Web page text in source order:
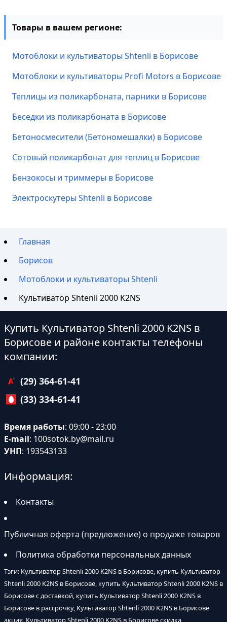
Товары в вашем регионе:
Мотоблоки и культиваторы Shtenli в Борисове
Мотоблоки и культиваторы Profi Motors в Борисове
Теплицы из поликарбоната, парники в Борисове
Беседки из поликарбоната в Борисове
Бетоносмесители (Бетономешалки) в Борисове
Сотовый поликарбонат для теплиц в Борисове
Бензокосы и триммеры в Борисове
Электроскутеры Shtenli в Борисове
Главная
Борисов
Мотоблоки и культиваторы Shtenli
Культиватор Shtenli 2000 K2NS
Купить Культиватор Shtenli 2000 K2NS в
Борисове и районе контакты телефоны
компании:
(29) 364-61-41
(33) 334-61-41
Время работы: 09:00 - 23:00
E-mail: 100sotok.by@mail.ru
УНП: 193543133
Информация:
Контакты
Публичная оферта (предложение) о продаже товаров
Политика обработки персональных данных
Тэги: Культиватор Shtenli 2000 K2NS в Борисове, купить Культиватор
Shtenli 2000 K2NS в Борисове, купить Культиватор Shtenli 2000 K2NS в
Борисове с доставкой, купить Культиватор Shtenli 2000 K2NS в
Борисове в рассрочку, Культиватор Shtenli 2000 K2NS в Борисове
акция, Культиватор Shtenli 2000 K2NS в Борисове скидка,